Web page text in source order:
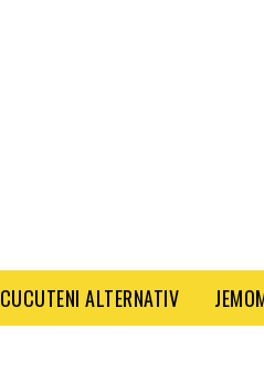
CUCUTENI ALTERNATIV